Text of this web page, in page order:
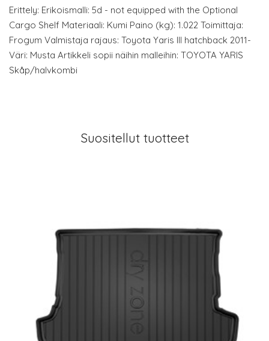
Erittely: Erikoismalli: 5d - not equipped with the Optional
Cargo Shelf Materiaali: Kumi Paino (kg): 1.022 Toimittaja:
Frogum Valmistaja rajaus: Toyota Yaris III hatchback 2011-
Väri: Musta Artikkeli sopii näihin malleihin: TOYOTA YARIS
Skåp/halvkombi
Suositellut tuotteet